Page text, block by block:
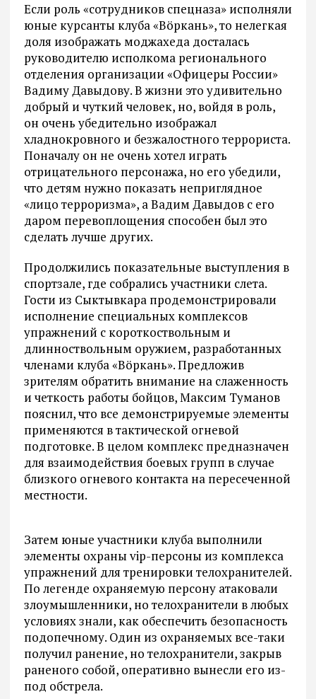
Если роль «сотрудников спецназа» исполняли
юные курсанты клуба «Вöркань», то нелегкая
доля изображать моджахеда досталась
руководителю исполкома регионального
отделения организации «Офицеры России»
Вадиму Давыдову. В жизни это удивительно
добрый и чуткий человек, но, войдя в роль,
он очень убедительно изображал
хладнокровного и безжалостного террориста.
Поначалу он не очень хотел играть
отрицательного персонажа, но его убедили,
что детям нужно показать неприглядное
«лицо терроризма», а Вадим Давыдов с его
даром перевоплощения способен был это
сделать лучше других.
Продолжились показательные выступления в
спортзале, где собрались участники слета.
Гости из Сыктывкара продемонстрировали
исполнение специальных комплексов
упражнений с короткоствольным и
длинноствольным оружием, разработанных
членами клуба «Вöркань». Предложив
зрителям обратить внимание на слаженность
и четкость работы бойцов, Максим Туманов
пояснил, что все демонстрируемые элементы
применяются в тактической огневой
подготовке. В целом комплекс предназначен
для взаимодействия боевых групп в случае
близкого огневого контакта на пересеченной
местности.
Затем юные участники клуба выполнили
элементы охраны vip-персоны из комплекса
упражнений для тренировки телохранителей.
По легенде охраняемую персону атаковали
злоумышленники, но телохранители в любых
условиях знали, как обеспечить безопасность
подопечному. Один из охраняемых все-таки
получил ранение, но телохранители, закрыв
раненого собой, оперативно вынесли его из-
под обстрела.